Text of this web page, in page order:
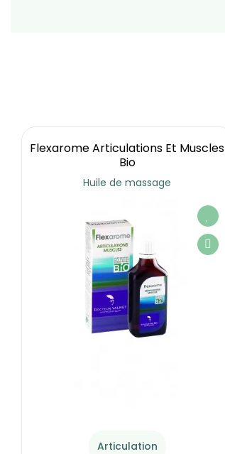
Flexarome Articulations Et Muscles
Bio
Huile de massage
Articulation